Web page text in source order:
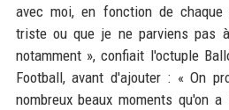
avec moi, en fonction de
triste ou que je ne parviens pas
notamment », confiait l'octuple
Football, avant d'ajouter : « On
nombreux beaux moments qu'on